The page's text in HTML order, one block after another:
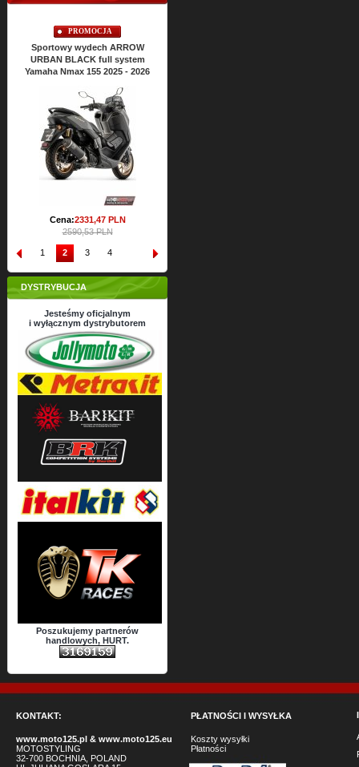
PROMOCJA
Sportowy wydech ARROW
URBAN BLACK full system
Yamaha Nmax 155 2025 - 2026
Cena:2331,47PLN
2590,53 PLN
1 2 3 4
DYSTRYBUCJA
Jesteśmy oficjalnym
i wyłącznym dystrybutorem
Poszukujemy partnerów
handlowych, HURT.
KONTAKT:
www.moto125.pl & www.moto125.eu
MOTOSTYLING
32-700 BOCHNIA, POLAND
PŁATNOŚCI I WYSYŁKA
Koszty wysyłki
Płatności